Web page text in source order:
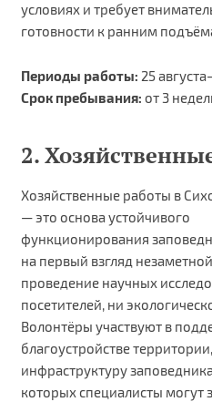
условиях и требует
готовности к ранним
Периоды работы: 25
Срок пребывания: от 3
2.
Хозяйственные работы в
— это основа устойчивого
функционирования
на первый взгляд
проведение научных
посетителей, ни
Волонтёры участвуют в
благоустройстве
инфраструктуру
которых специалисты могут